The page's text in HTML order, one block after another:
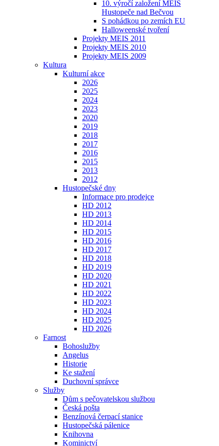
10. výročí založení MEIS
Hustopeče nad Bečvou
S pohádkou po zemích EU
Halloweenské tvoření
Projekty MEIS 2011
Projekty MEIS 2010
Projekty MEIS 2009
Kultura
Kulturní akce
2026
2025
2024
2023
2020
2019
2018
2017
2016
2015
2013
2012
Hustopečské dny
Informace pro prodejce
HD 2012
HD 2013
HD 2014
HD 2015
HD 2016
HD 2017
HD 2018
HD 2019
HD 2020
HD 2021
HD 2022
HD 2023
HD 2024
HD 2025
HD 2026
Farnost
Bohoslužby
Angelus
Historie
Ke stažení
Duchovní správce
Služby
Dům s pečovatelskou službou
Česká pošta
Benzínová čerpací stanice
Hustopečská pálenice
Knihovna
Kominictví